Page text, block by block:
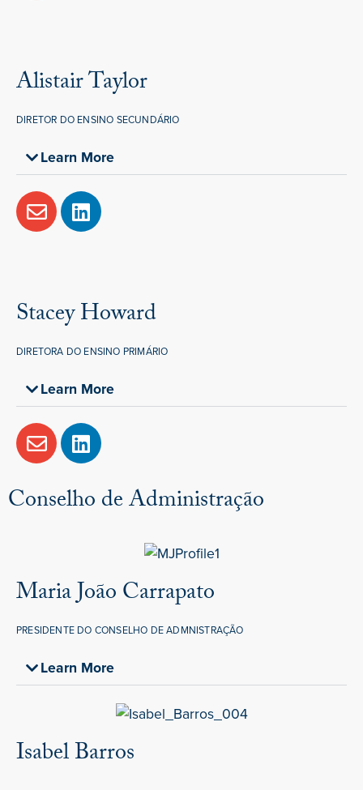
Alistair Taylor
DIRETOR DO ENSINO SECUNDÁRIO
Learn More
Stacey Howard
DIRETORA DO ENSINO PRIMÁRIO
Learn More
Conselho de Administração
Maria João Carrapato
PRESIDENTE DO CONSELHO DE ADMNISTRAÇÃO
Learn More
Isabel Barros